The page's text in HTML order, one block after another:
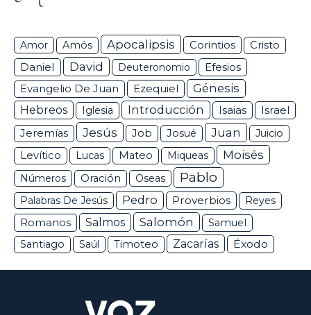
Amor Amós Apocalipsis Corintios Cristo
Daniel David Deuteronomio Efesios
Evangelio De Juan Ezequiel
Génesis
Hebreos
Iglesia Introducción Isaias Israel
Jeremías Jesús Job Josué Juan
Juicio
Levítico
Lucas Mateo Miqueas Moisés
Números Oración Oseas Pablo
Palabras De Jesús Pedro Proverbios Reyes
Romanos Salmos Salomón
Samuel
Santiago
Saúl Timoteo Zacarías Éxodo